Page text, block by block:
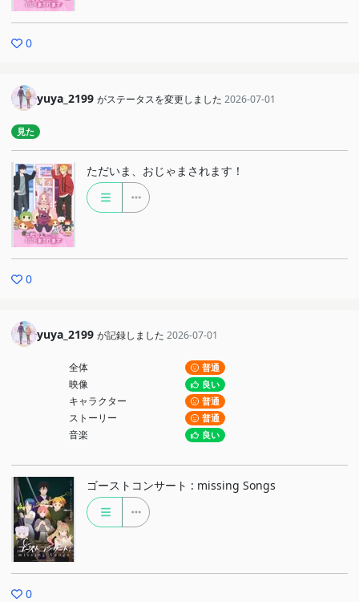
0
yuya_2199 がステータスを変更しました 2026-07-01
見た
ただいま、おじゃまされます！
0
yuya_2199 が記録しました 2026-07-01
全体 普通
映像 良い
キャラクター 普通
ストーリー 普通
音楽 良い
ゴーストコンサート : missing Songs
0